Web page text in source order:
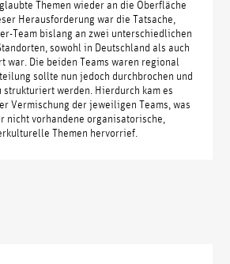
Themen wieder an die Oberfläche
Herausforderung war die Tatsache,
Team bislang an zwei unterschiedlichen
sowohl in Deutschland als auch
war. Die beiden Teams waren regional
sollte nun jedoch durchbrochen und
strukturiert werden. Hierdurch kam es
Vermischung der jeweiligen Teams, was
nicht vorhandene organisatorische,
Themen hervorrief.